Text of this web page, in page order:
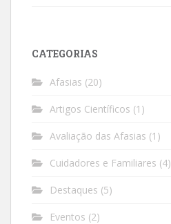
CATEGORIAS
Afasias (20)
Artigos Científicos (1)
Avaliação das Afasias (1)
Cuidadores e Familiares (4)
Destaques (5)
Eventos (2)